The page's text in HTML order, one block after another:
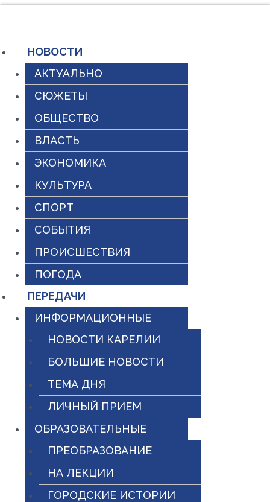
содержимому
НОВОСТИ
АКТУАЛЬНО
СЮЖЕТЫ
ОБЩЕСТВО
ВЛАСТЬ
ЭКОНОМИКА
КУЛЬТУРА
СПОРТ
СОБЫТИЯ
ПРОИСШЕСТВИЯ
ПОГОДА
ПЕРЕДАЧИ
ИНФОРМАЦИОННЫЕ
НОВОСТИ КАРЕЛИИ
БОЛЬШИЕ НОВОСТИ
ТЕМА ДНЯ
ЛИЧНЫЙ ПРИЕМ
ОБРАЗОВАТЕЛЬНЫЕ
ПРЕОБРАЗОВАНИЕ
НА ЛЕКЦИИ
ГОРОДСКИЕ ИСТОРИИ